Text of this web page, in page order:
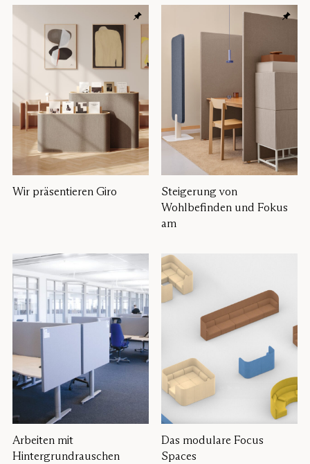
Wir präsentieren Giro
Steigerung von
Wohlbefinden und Fokus
am
Arbeiten mit
Hintergrundrauschen
Das modulare Focus
Spaces